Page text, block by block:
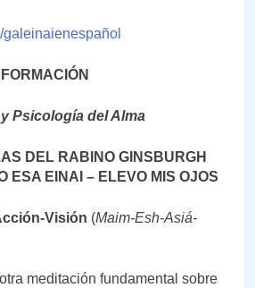
Psicología del Alma
DEL RABINO GINSBURGH
ESA EINAI – ELEVO MIS OJOS
Visión (Maim-Esh-Asiá-
meditación fundamental sobre